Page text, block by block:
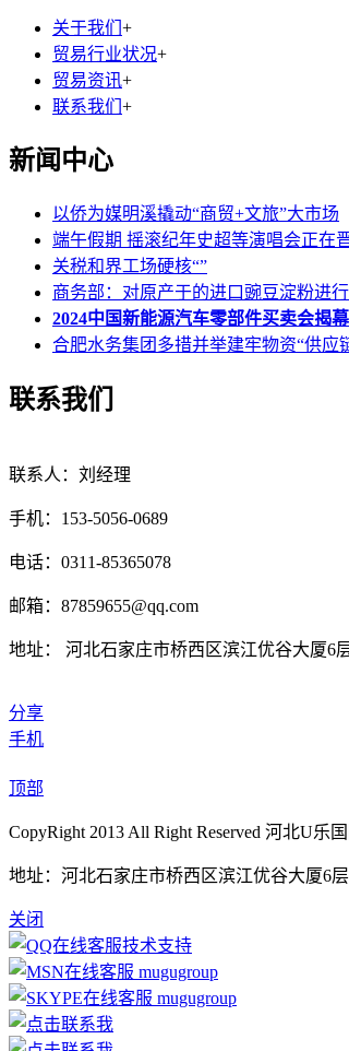
关于我们 +
贸易行业状况+
贸易资讯+
联系我们 +
新闻中心
以侨为媒明溪撬动“商贸+文旅”大市场
端午假期 摇滚纪年史超等演唱会正在
关税和界工场硬核“”
商务部：对原产于的进口豌豆淀粉进
2024中国新能源汽车零部件买卖会揭幕
合肥水务集团多措并举建牢物资“供应
联系我们
联系人：刘经理
手机：153-5056-0689
电话：0311-85365078
邮箱：87859655@qq.com
地址： 河北石家庄市桥西区滨江优谷大厦6
分享
手机
顶部
CopyRight 2013 All Right Reserved 河北U乐
地址：河北石家庄市桥西区滨江优谷大厦6
关闭
技术支持
mugugroup
mugugroup